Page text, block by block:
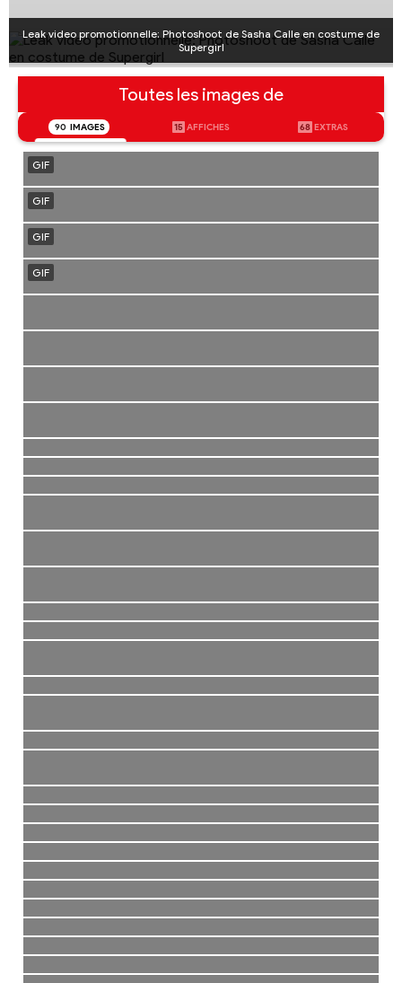
Leak video promotionnelle: Photoshoot de Sasha Calle en costume de
Supergirl
Toutes les images de
90 IMAGES 15 AFFICHES 68 EXTRAS